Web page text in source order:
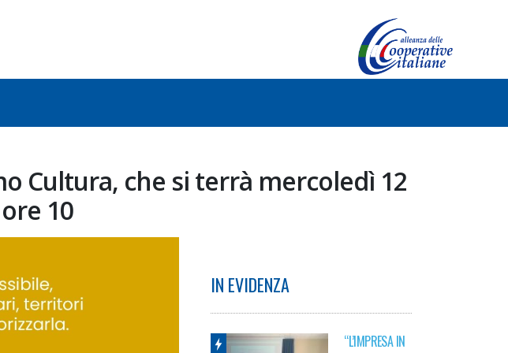
Cultura, che si terrà mercoledì 12
10
IN EVIDENZA
“L’IMPRESA IN